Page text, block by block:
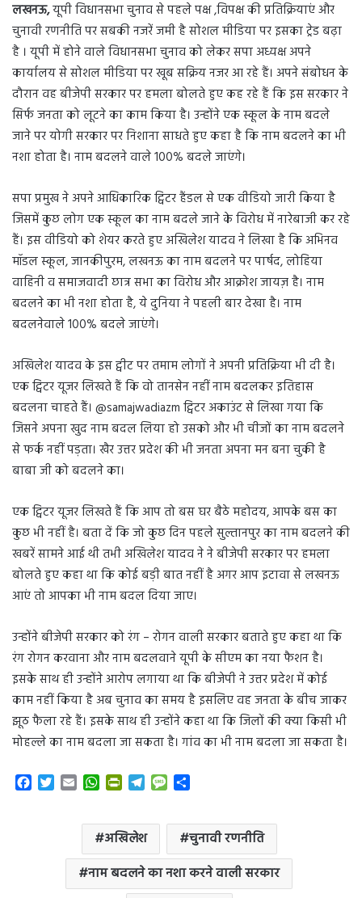
लखनऊ,यूपी विधानसभा चुनाव से पहले पक्ष ,विपक्ष की प्रतिक्रियाएं और
चुनावी रणनीति पर सबकी नजरें जमी है सोशल मीडिया पर इसका ट्रेड बढ़ा
है । यूपी में होने वाले विधानसभा चुनाव को लेकर सपा अध्यक्ष अपने
कार्यालय से सोशल मीडिया पर खूब सक्रिय नजर आ रहे हैं। अपने संबोधन के
दौरान वह बीजेपी सरकार पर हमला बोलते हुए कह रहे हैं कि इस सरकार ने
सिर्फ जनता को लूटने का काम किया है। उन्होंने एक स्कूल के नाम बदले
जाने पर योगी सरकार पर निशाना साधते हुए कहा है कि नाम बदलने का भी
नशा होता है। नाम बदलने वाले 100% बदले जाएंगे।
सपा प्रमुख ने अपने आधिकारिक ट्विटर हैंडल से एक वीडियो जारी किया है
जिसमें कुछ लोग एक स्कूल का नाम बदले जाने के विरोध में नारेबाजी कर रहे
हैं। इस वीडियो को शेयर करते हुए अखिलेश यादव ने लिखा है कि अभिनव
मॉडल स्कूल, जानकीपुरम, लखनऊ का नाम बदलने पर पार्षद, लोहिया
वाहिनी व समाजवादी छात्र सभा का विरोध और आक्रोश जायज़ है। नाम
बदलने का भी नशा होता है, ये दुनिया ने पहली बार देखा है। नाम
बदलनेवाले 100% बदले जाएंगे।
अखिलेश यादव के इस ट्वीट पर तमाम लोगों ने अपनी प्रतिक्रिया भी दी है।
एक ट्विटर यूजर लिखते हैं कि वो तानसेन नहीं नाम बदलकर इतिहास
बदलना चाहते हैं। @samajwadiazm ट्विटर अकाउंट से लिखा गया कि
जिसने अपना खुद नाम बदल लिया हो उसको और भी चीजों का नाम बदलने
से फर्क नहीं पड़ता। खैर उत्तर प्रदेश की भी जनता अपना मन बना चुकी है
बाबा जी को बदलने का।
एक ट्विटर यूजर लिखते हैं कि आप तो बस घर बैठे महोदय, आपके बस का
कुछ भी नहीं है। बता दें कि जो कुछ दिन पहले सुल्तानपुर का नाम बदलने की
खबरें सामने आई थी तभी अखिलेश यादव ने ने बीजेपी सरकार पर हमला
बोलते हुए कहा था कि कोई बड़ी बात नहीं है अगर आप इटावा से लखनऊ
आएं तो आपका भी नाम बदल दिया जाए।
उन्होंने बीजेपी सरकार को रंग – रोगन वाली सरकार बताते हुए कहा था कि
रंग रोगन करवाना और नाम बदलवाने यूपी के सीएम का नया फैशन है।
इसके साथ ही उन्होंने आरोप लगाया था कि बीजेपी ने उत्तर प्रदेश में कोई
काम नहीं किया है अब चुनाव का समय है इसलिए वह जनता के बीच जाकर
झूठ फैला रहे हैं। इसके साथ ही उन्होंने कहा था कि जिलों की क्या किसी भी
मोहल्ले का नाम बदला जा सकता है। गांव का भी नाम बदला जा सकता है।
T W
t
s
A
p
P
n
t
F
r
T
e
g
r
a
M
s
g
e
r
e
अखिलेश
चुनावी रणनीति
नाम बदलने का नशा करने वाली सरकार